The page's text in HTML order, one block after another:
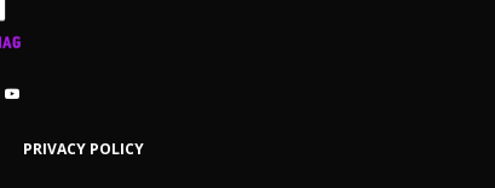
PRIVACY POLICY